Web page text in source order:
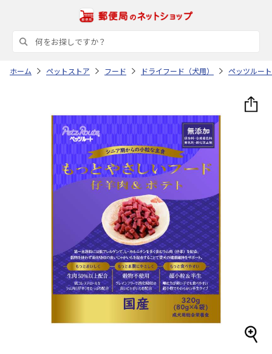
ホーム ペットストア フード ドライフード（犬用） ペッツルート